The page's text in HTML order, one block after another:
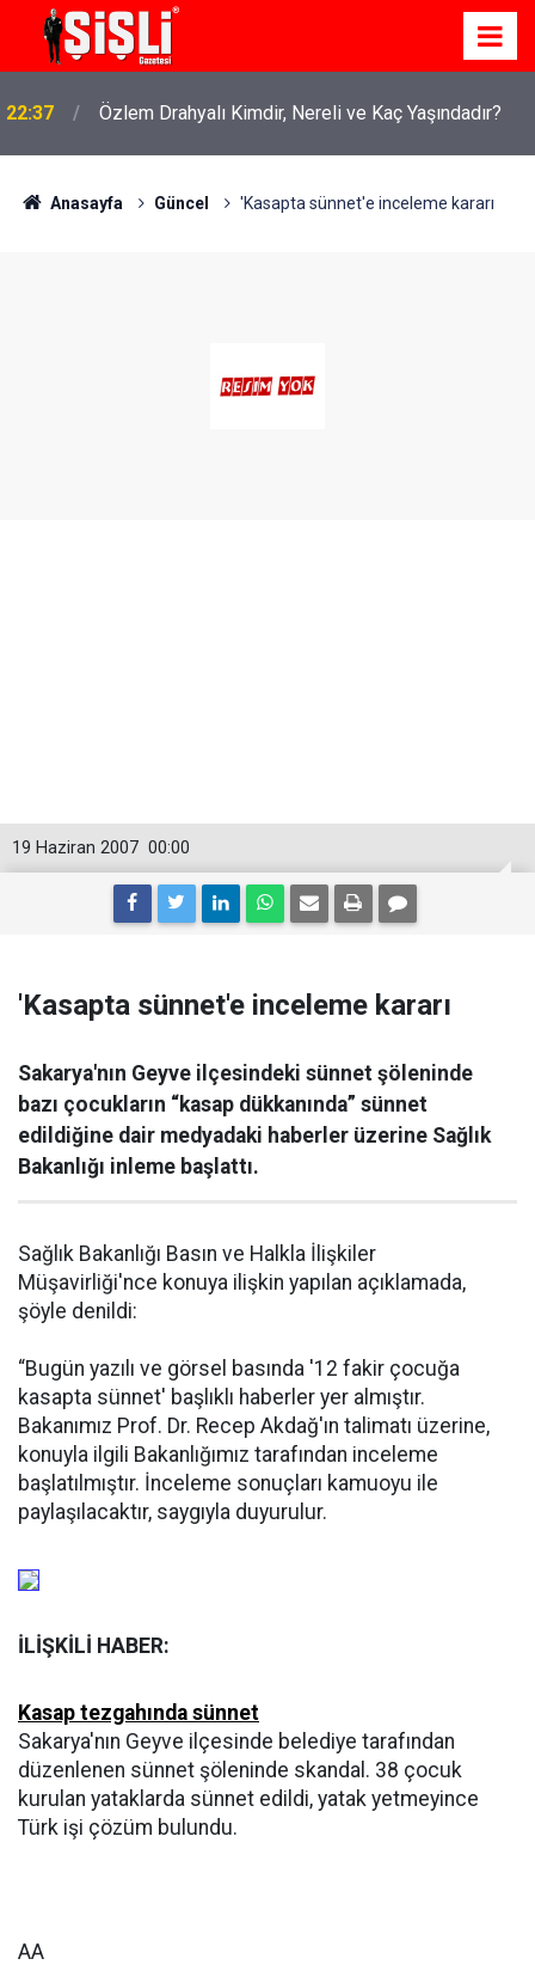
22:37 Özlem Drahyalı Kimdir, Nereli ve Kaç Yaşındadır?
Anasayfa Güncel 'Kasapta sünnet'e inceleme kararı
00:00
19 Haziran 2007
'Kasapta sünnet'e inceleme kararı
Sakarya'nın Geyve ilçesindeki sünnet şöleninde
bazı çocukların “kasap dükkanında” sünnet
edildiğine dair medyadaki haberler üzerine Sağlık
Bakanlığı inleme başlattı.
Sağlık Bakanlığı Basın ve Halkla İlişkiler
Müşavirliği'nce konuya ilişkin yapılan açıklamada,
şöyle denildi:
“Bugün yazılı ve görsel basında '12 fakir çocuğa
kasapta sünnet' başlıklı haberler yer almıştır.
Bakanımız Prof. Dr. Recep Akdağ'ın talimatı üzerine,
konuyla ilgili Bakanlığımız tarafından inceleme
başlatılmıştır. İnceleme sonuçları kamuoyu ile
paylaşılacaktır, saygıyla duyurulur.
İLİŞKİLİ HABER:
Kasap tezgahında sünnet
Sakarya'nın Geyve ilçesinde belediye tarafından
düzenlenen sünnet şöleninde skandal. 38 çocuk
kurulan yataklarda sünnet edildi, yatak yetmeyince
Türk işi çözüm bulundu.
AA